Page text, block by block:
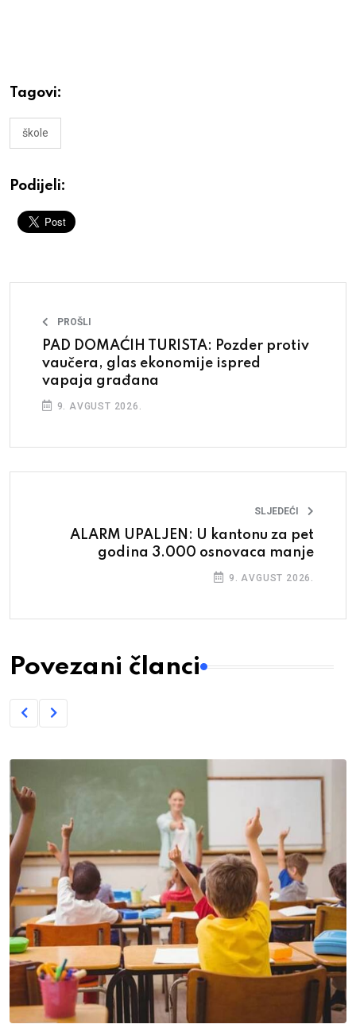
Tagovi:
škole
Podijeli:
PROŠLI
PAD DOMAĆIH TURISTA: Pozder protiv
vaučera, glas ekonomije ispred
vapaja građana
9. AVGUST 2026.
SLJEDEĆI
ALARM UPALJEN: U kantonu za pet
godina 3.000 osnovaca manje
9. AVGUST 2026.
Povezani članci